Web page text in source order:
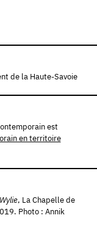
de la Haute-Savoie
est
en territoire
, La Chapelle de
Photo : Annik